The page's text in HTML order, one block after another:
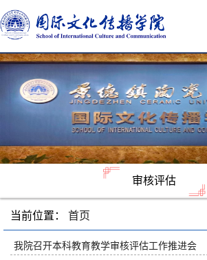
审核评估
当前位置： 首页
我院召开本科教育教学审核评估工作推进会